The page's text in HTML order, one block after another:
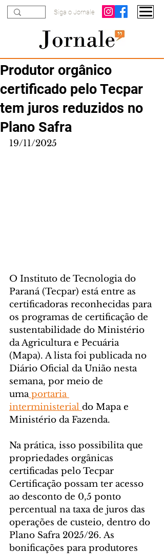
Siga o Jornale
Produtor orgânico
certificado pelo Tecpar
tem juros reduzidos no
Plano Safra
19/11/2025
O Instituto de Tecnologia do
Paraná (Tecpar) está entre as
certificadoras reconhecidas para
os programas de certificação de
sustentabilidade do Ministério
da Agricultura e Pecuária
(Mapa). A lista foi publicada no
Diário Oficial da União nesta
semana, por meio de
uma portaria
interministerial do Mapa e
Ministério da Fazenda.
Na prática, isso possibilita que
propriedades orgânicas
certificadas pelo Tecpar
Certificação possam ter acesso
ao desconto de 0,5 ponto
percentual na taxa de juros das
operações de custeio, dentro do
Plano Safra 2025/26. As
bonificações para produtores